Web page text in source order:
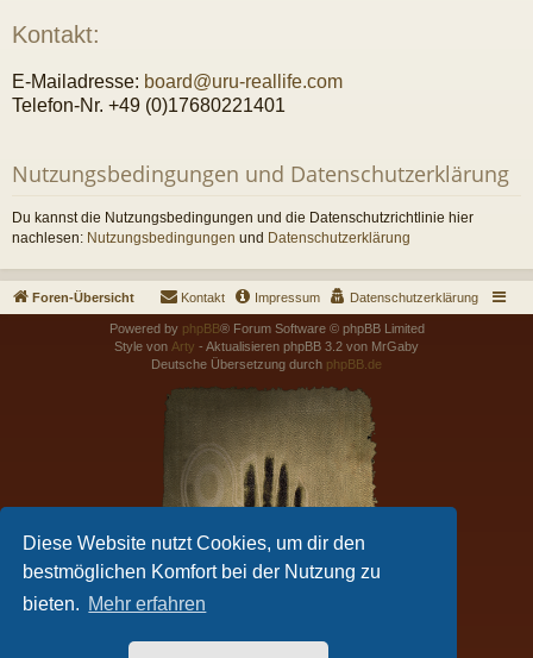
Diese Website nutzt Cookies, um dir den
bestmöglichen Komfort bei der Nutzung zu
bieten. Mehr erfahren
Kontakt:
E-Mailadresse: board@uru-reallife.com
Telefon-Nr. +49 (0)17680221401
Nutzungsbedingungen und Datenschutzerklärung
Du kannst die Nutzungsbedingungen und die Datenschutzrichtlinie hier
nachlesen: Nutzungsbedingungen und Datenschutzerklärung
Foren-Übersicht Datenschutzerklärung
Impressum
Kontakt
Powered by phpBB® Forum Software © phpBB Limited
Style von Arty - Aktualisieren phpBB 3.2 von MrGaby
Deutsche Übersetzung durch phpBB.de